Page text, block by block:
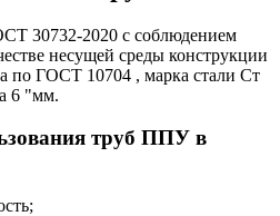
30732-2020 с соблюдением
несущей среды конструкции
по ГОСТ 10704 , марка стали Ст
6 "мм.
труб ППУ в